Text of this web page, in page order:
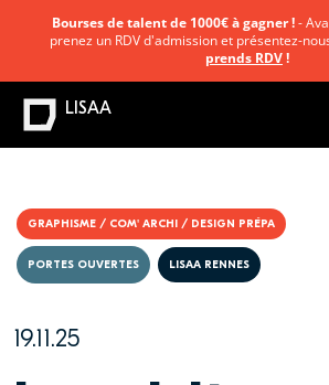
GRAPHISME / COM' ARCHI / DESIGN PRÉPA
19.11.25
PORTES OUVERTES LISAA RENNES
Bourses de talent de 1000€ à gagner !-
prenez un RDV d'admission et présentez-
prends RDV!
LISAA